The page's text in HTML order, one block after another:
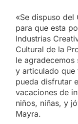
«Se dispuso del
para que esta
Industrias
Cultural de la
le agradecemos
y articulado que
pueda disfrutar
vacaciones de
niños, niñas, y
Mayra.